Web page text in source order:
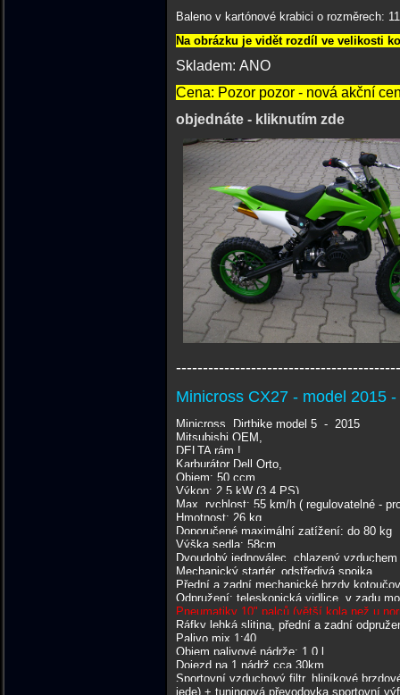
Baleno v kartónové krabici o rozměrech:
Na obrázku je vidět rozdíl ve velikosti
Skladem: ANO
Cena: Pozor pozor - nová akční
objednáte - kliknutím zde
Minicross CX27 - model 2015
Minicross, Dirtbike model 5 - 2015
Mitsubishi OEM,
DELTA rám !
Karburátor Dell Orto,
Objem: 50 ccm
Výkon: 2,5 kW (3.4 PS)
Max. rychlost: 55 km/h ( regulovatelné -
Hmotnost: 26 kg
Doporučené maximální zatížení: do 80 kg
Výška sedla: 58cm
Dvoudobý jednoválec, chlazený vzduchem
Mechanický startér, odstředivá spojka
Přední a zadní mechanické brzdy
Odpružení: teleskopická vidlice, v zadu
Pneumatiky 10" palců (větší kola než u
Ráfky lehká slitina, přední a zadní
Palivo mix 1:40
Objem palivové nádrže: 1,0 l
Dojezd na 1 nádrž cca 30km
Sportovní vzduchový filtr, hliníkové
jede) + tuningová převodovka sportovní